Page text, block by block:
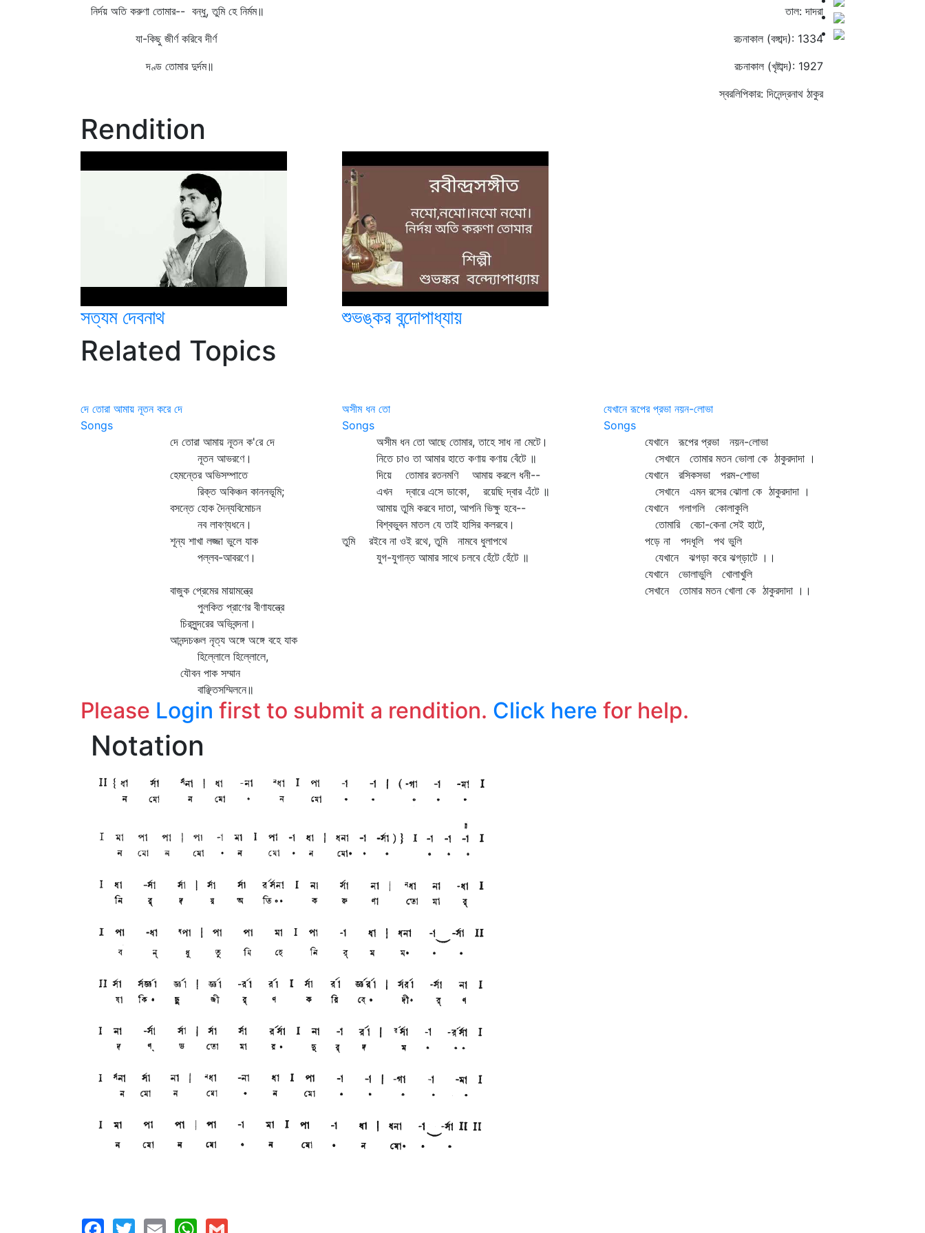
নির্দয় অতি করুণা তোমার-- বন্ধু, তুমি হে নির্মম॥
যা-কিছু জীর্ণ করিবে দীর্ণ
দণ্ড তোমার দুর্দম॥
তাল: দাদরা
রচনাকাল (বঙ্গাব্দ): 1334
রচনাকাল (খৃষ্টাব্দ): 1927
স্বরলিপিকার: দিনেন্দ্রনাথ ঠাকুর
Rendition
সত্যম দেবনাথ শুভঙ্কর বন্দোপাধ্যায়
Related Topics
দে তোরা আমায় নূতন করে দে
Songs
দে তোরা আমায় নূতন ক'রে দে
নূতন আভরণে।
হেমন্তের অভিসম্পাতে
রিক্ত অকিঞ্চন কাননভূমি;
বসন্তে হোক দৈন্যবিমোচন
নব লাবণ্যধনে।
শূন্য শাখা লজ্জা ভুলে যাক
পল্লব-আবরণে।
বাজুক প্রেমের মায়ামন্ত্রে
পুলকিত প্রাণের বীণাযন্ত্রে
চিরসুন্দরের অভিবন্দনা।
আনন্দচঞ্চল নৃত্য অঙ্গে অঙ্গে বহে যাক
হিল্লোলে হিল্লোলে,
যৌবন পাক সম্মান
বাঞ্ছিতসম্মিলনে॥
অসীম ধন তো
Songs
অসীম ধন তো আছে তোমার, তাহে সাধ না মেটে।
নিতে চাও তা আমার হাতে কণায় কণায় বেঁটে ॥
দিয়ে তোমার রতনমণি আমায় করলে ধনী--
এখন দ্বারে এসে ডাকো, রয়েছি দ্বার এঁটে ॥
আমায় তুমি করবে দাতা, আপনি ভিক্ষু হবে--
বিশ্বভুবন মাতল যে তাই হাসির কলরবে।
তুমি রইবে না ওই রথে, তুমি নামবে ধুলাপথে
যুগ-যুগান্ত আমার সাথে চলবে হেঁটে হেঁটে ॥
যেখানে রূপের প্রভা নয়ন-লোভা
Songs
যেখানে রূপের প্রভা নয়ন-লোভা
সেখানে তোমার মতন ভোলা কে ঠাকুরদাদা ।
যেখানে রসিকসভা পরম-শোভা
সেখানে এমন রসের ঝোলা কে ঠাকুরদাদা ।
যেখানে গলাগলি কোলাকুলি
তোমারি বেচা-কেনা সেই হাটে,
পড়ে না পদধূলি পথ ভুলি
যেখানে ঝগড়া করে ঝগ্‌ড়াটে ।।
যেখানে ভোলাভুলি খোলাখুলি
সেখানে তোমার মতন খোলা কে ঠাকুরদাদা ।।
Please Login first to submit a rendition. Click here for help.
Notation